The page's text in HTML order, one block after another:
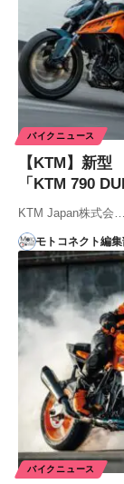
バイクニュース
【KTM】新型
「KTM 790
KTM Japan株式会…
モトコネクト編集
バイクニュース